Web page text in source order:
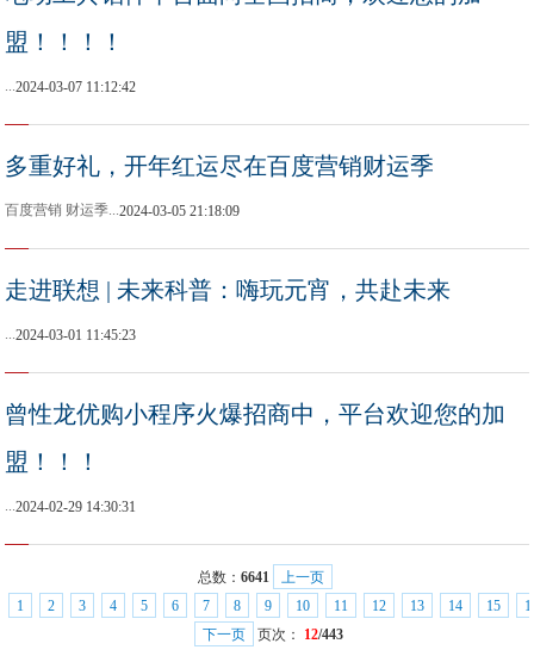
盟！！！！
...2024-03-07 11:12:42
多重好礼，开年红运尽在百度营销财运季
百度营销 财运季...2024-03-05 21:18:09
走进联想 | 未来科普：嗨玩元宵，共赴未来
...2024-03-01 11:45:23
曾性龙优购小程序火爆招商中，平台欢迎您的加
盟！！！
...2024-02-29 14:30:31
总数： 6641
上一页
1
2 3 4 5 6 7 8 9 10 11 12 13 14 15
下一页
页次： 12/443